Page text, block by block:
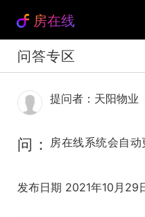
房在线
问答专区
提问者：天阳物业
问： 房在线系统会自
发布日期 2021年10月29